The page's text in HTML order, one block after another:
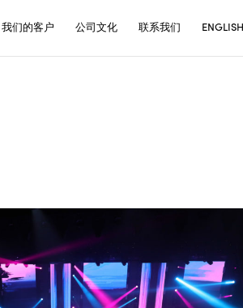
我们的客户 公司文化 联系我们 ENGLISH